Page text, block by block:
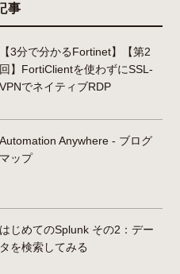
事
【3分で分かるFortinet】【第2
回】FortiClientを使わずにSSL-
VPNでネイティブRDP
Automation Anywhere - ブログ
マップ
はじめてのSplunk その2：デー
タを検索してみる